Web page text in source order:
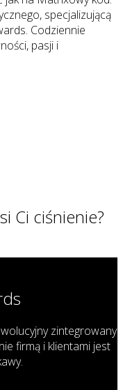
specjalizującą
Codziennie
pasji i
Ci ciśnienie?
zintegrowany
firmą i klientami jest